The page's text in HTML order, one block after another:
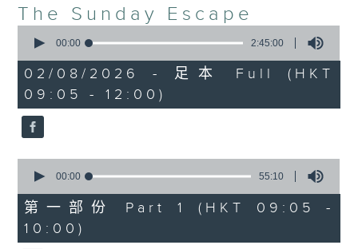
Review”, now a Sunday Escape
institution, a feature perfectly
designed to complement the most
eclectic mix of weekend (or is it
begining?) music on Radio 3.
The Sunday Escape
seconds
2
hours,
45
minutes,
0
seconds
00:00 2:45:00
02/08/2026 - 足本 Full (HKT
09:05 - 12:00)
seconds
55
minutes,
10
seconds
00:00 55:10
第一部份 Part 1 (HKT 09:05 -
10:00)